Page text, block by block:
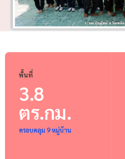
พื้นที่
3.8
ตร.กม.
ครอบคลุม 9 หมู่บ้าน